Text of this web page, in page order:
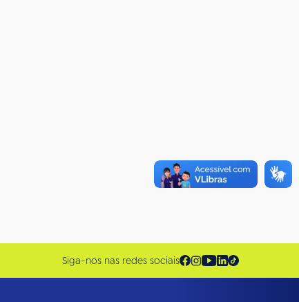
Siga-nos nas redes sociais